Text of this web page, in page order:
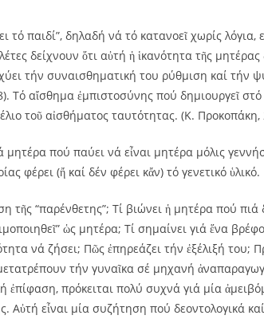
τό παιδί”, δηλαδή νά τό κατανοεῖ χωρίς λόγια,
δείχνουν ὅτι αὐτή ἡ ἱκανότητα τῆς μητέρας
τήν συναισθηματική του ρύθμιση καί τήν
Τό αἴσθημα ἐμπιστοσύνης πού δημιουργεῖ στό
τοῦ αἰσθήματος ταυτότητας. (Κ. Προκοπάκη,
πού παύει νά εἶναι μητέρα μόλις
φέρει (ἤ καί δέν φέρει κἄν) τό γενετικό ὑλικό.
τῆς “παρένθετης”; Τί βιώνει ἡ μητέρα πού πιά
ὡς μητέρα; Τί σημαίνει γιά ἕνα
νά ζήσει; Πῶς ἐπηρεάζει τήν ἐξέλιξή του;
τήν γυναῖκα σέ μηχανή
πρόκειται πολύ συχνά γιά μία
Αὐτή εἶναι μία συζήτηση πού δεοντολογικά